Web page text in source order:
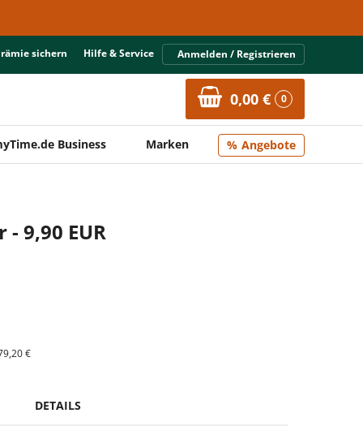
sichern Hilfe & Service Anmelden / Registrieren
0,00 € 0
Business Marken Angebote
- 9,90 EUR
€
DETAILS